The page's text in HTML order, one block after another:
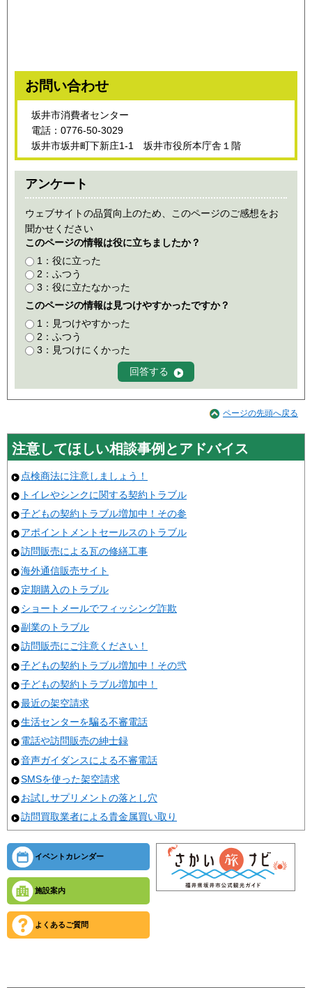
お問い合わせ
坂井市消費者センター
電話：0776-50-3029
坂井市坂井町下新庄1-1 坂井市役所本庁舎１階
アンケート
ウェブサイトの品質向上のため、このページのご感想をお
聞かせください
このページの情報は役に立ちましたか？
1：役に立った
2：ふつう
3：役に立たなかった
このページの情報は見つけやすかったですか？
1：見つけやすかった
2：ふつう
3：見つけにくかった
ページの先頭へ戻る
注意してほしい相談事例とアドバイス
点検商法に注意しましょう！
トイレやシンクに関する契約トラブル
子どもの契約トラブル増加中！その参
アポイントメントセールスのトラブル
訪問販売による瓦の修繕工事
海外通信販売サイト
定期購入のトラブル
ショートメールでフィッシング詐欺
副業のトラブル
訪問販売にご注意ください！
子どもの契約トラブル増加中！その弐
子どもの契約トラブル増加中！
最近の架空請求
生活センターを騙る不審電話
電話や訪問販売の紳士録
音声ガイダンスによる不審電話
SMSを使った架空請求
お試しサプリメントの落とし穴
訪問買取業者による貴金属買い取り
イベントカレンダー
施設案内
よくあるご質問